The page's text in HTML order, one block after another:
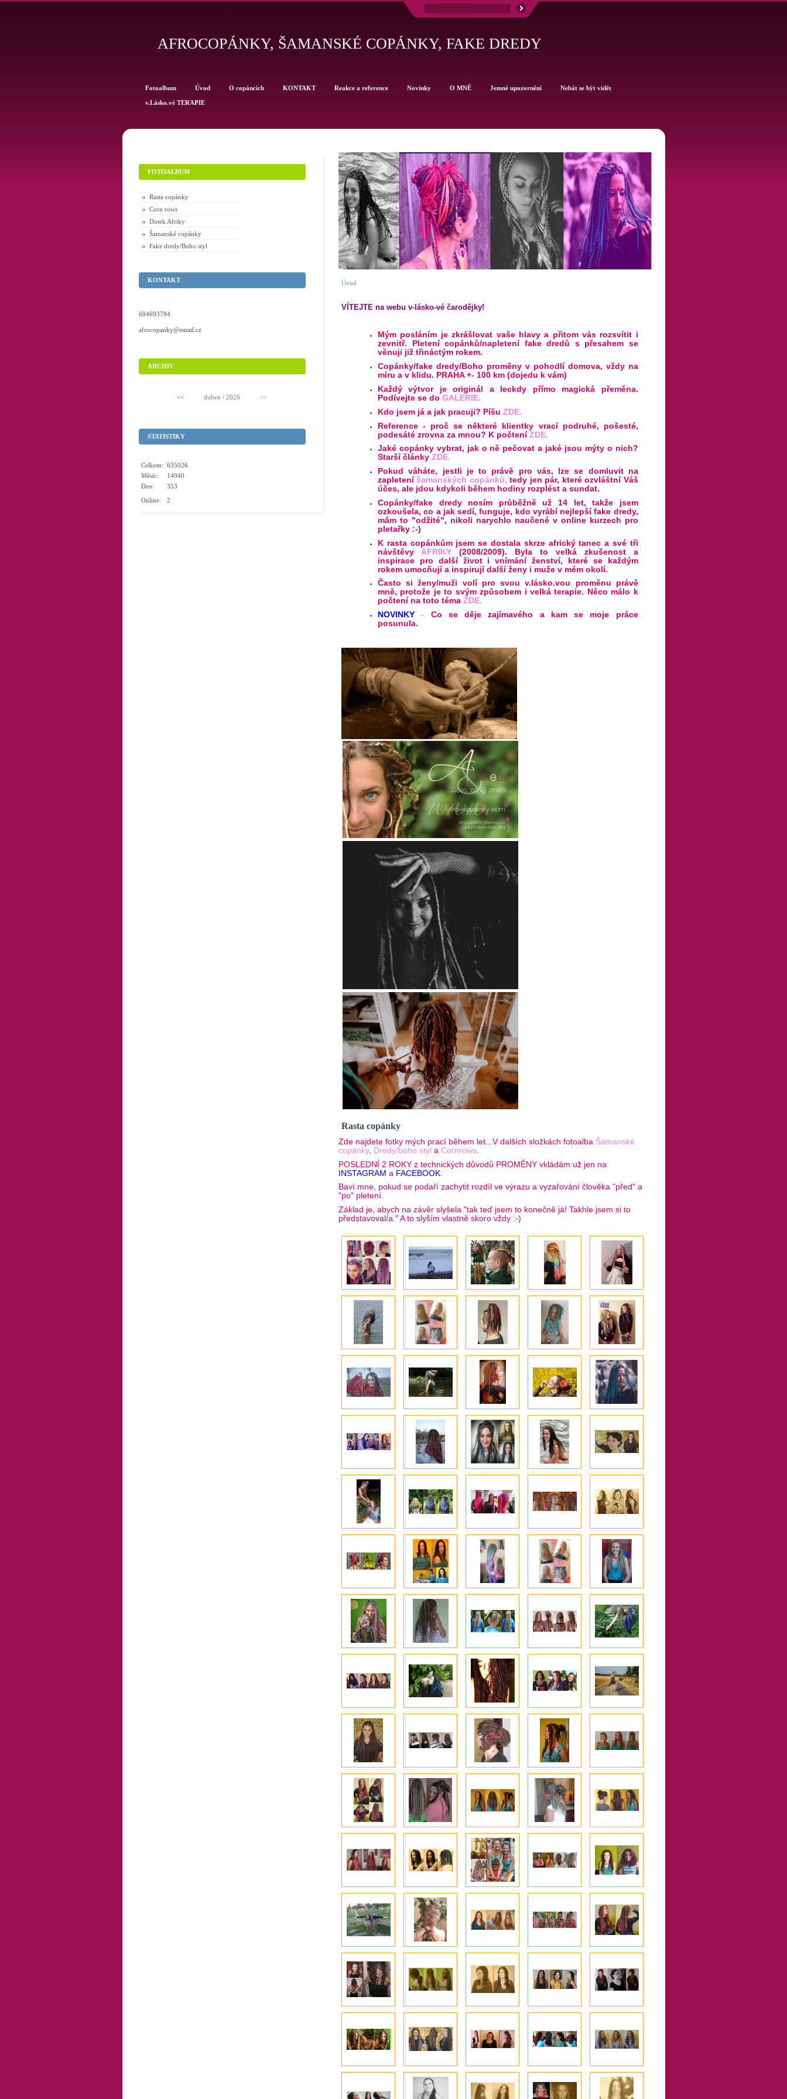
AFROCOPÁNKY, ŠAMANSKÉ COPÁNKY, FAKE DREDY
Úvod
VÍTEJTE na webu v-lásko-vé čarodějky!
Mým posláním je zkrášlovat vaše hlavy a přitom vás rozsvítit i
zevnitř. Pletení copánků/napletení fake dredů s přesahem se
věnuji již třináctým rokem.
Copánky/fake dredy/Boho proměny v pohodlí domova, vždy na
míru a v klidu. PRAHA +- 100 km (dojedu k vám)
Každý výtvor je originál a leckdy přímo magická přeměna.
Podívejte se do GALERIE.
Kdo jsem já a jak pracuji? Píšu ZDE.
Reference - proč se některé klientky vrací podruhé, pošesté,
podesáté zrovna za mnou? K počteníZDE.
Jaké copánky vybrat, jak o ně pečovat a jaké jsou mýty o nich?
Starší články ZDE.
Pokud váháte, jestli je to právě pro vás, lze se domluvit na
zapleteníšamanských copánků, tedy jen pár, které ozvláštní Váš
účes, ale jdou kdykoli během hodiny rozplést a sundat.
Copánky/fake dredy nosím průběžně už 14 let, takže jsem
ozkoušela, co a jak sedí, funguje, kdo vyrábí nejlepší fake dredy,
mám to "odžité", nikoli narychlo naučené v online kurzech pro
pletařky :-)
K rasta copánkům jsem se dostala skrze africký tanec a své tři
návštěvy AFRIKY
(2008/2009). Byla to velká zkušenost a
inspirace pro další život i vnímání ženství, které se každým
rokem umocňují a inspirují další ženy i muže v mém okolí.
Často si ženy/muži volí pro svou v.lásko.vou proměnu právě
mně, protože je to svým způsobem i velká terapie. Něco málo k
počtení na toto téma ZDE.
NOVINKY - Co se děje zajímavého a kam se moje práce
posunula.
Rasta copánky
Zde najdete fotky mých prací během let...V dalších složkách fotoalba Šamanské
copánky, Dredy/boho styl a Cornrows
POSLEDNÍ 2 ROKY z technických důvodů PROMĚNY vkládám už jen na
INSTAGRAM a FACEBOOK
Baví mne, pokud se podaří zachytit rozdíl ve výrazu a vyzařování člověka "před" a
"po" pletení.
Základ je, abych na závěr slyšela "tak teď jsem to konečně já! Takhle jsem si to
představoval/a." A to slyším vlastně skoro vždy :-)
Fotoalbum Úvod O copáncích KONTAKT Reakce a reference Novinky O MNĚ Jemné upozornění Nebát se být vidět
v.Lásko.vé TERAPIE
FOTOALBUM
Rasta copánky
Corn rows
Dotek Afriky
Šamanské copánky
Fake dredy/Boho styl
KONTAKT
604693784
afrocopanky@email.cz
ARCHIV
<< duben / 2026 >>
STATISTIKY
Online: 2
Celkem: 635026
Měsíc:
14940
Den:
353